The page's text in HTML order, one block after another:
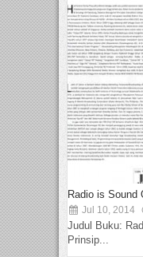
Radio is Sound
Jul 10, 2014
Judul Buku:
Prinsip...